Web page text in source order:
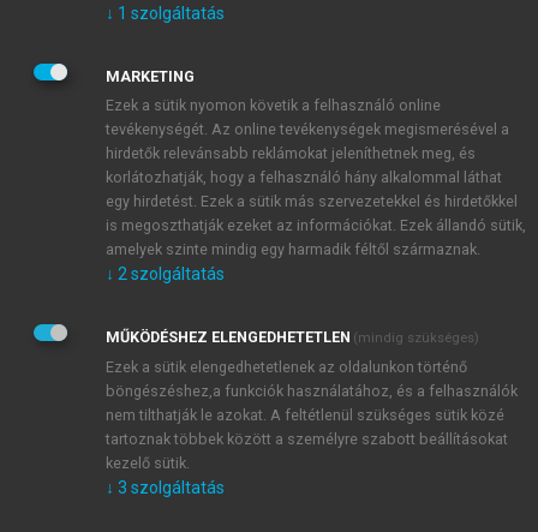
JELSZÓ
JELSZÓ ÚJRA
Kérek értesítést a MeRSZ újdonságairól, akcióiról.
Kérek értesítést az Akadémiai Kiadó Zrt. újdonságairól,
Adatkezelési tájékoztatóbanfoglaltakat tudomásul
veszem és elfogadom.
Általános vásárlási feltételeket, valamint a szotar.netés a
mersz.huoldalak licencszerződéseiben foglaltakat
tudomásul veszem és elfogadom.
KIPRÓBÁLOM
↓ 1 szolgáltatás
MARKETING
Ezek a sütik nyomon követik a felhasználó online
tevékenységét. Az online tevékenységek megismerésével a
hirdetők relevánsabb reklámokat jeleníthetnek meg, és
korlátozhatják, hogy a felhasználó hány alkalommal láthat
egy hirdetést. Ezek a sütik más szervezetekkel és hirdetőkkel
is megoszthatják ezeket az információkat. Ezek állandó sütik,
amelyek szinte mindig egy harmadik féltől származnak.
↓ 2 szolgáltatás
MŰKÖDÉSHEZ ELENGEDHETETLEN (mindig szükséges)
Ezek a sütik elengedhetetlenek az oldalunkon történő
böngészéshez,a funkciók használatához, és a felhasználók
nem tilthatják le azokat. A feltétlenül szükséges sütik közé
tartoznak többek között a személyre szabott beállításokat
kezelő sütik.
↓ 3 szolgáltatás